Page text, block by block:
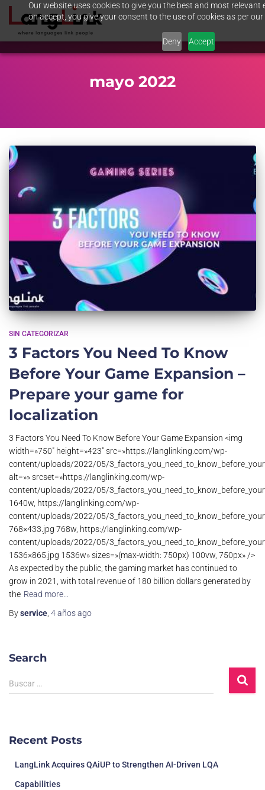
Our website uses cookies to give you the best and most relevant
on accept, you give your consent to the use of cookies as per
Deny Accept
mayo 2022
SIN CATEGORIZAR
3 Factors You Need To Know
Before Your Game Expansion –
Prepare your game for
localization
3 Factors You Need To Know Before Your Game Expansion <img
width=»750″ height=»423″ src=»https://langlinking.com/wp-
content/uploads/2022/05/
alt=»» srcset=»https://langlinking.com/wp-
content/uploads/2022/05/
1640w, https://langlinking.com/wp-
content/uploads/2022/05/
768×433.jpg 768w, https://langlinking.com/wp-
content/uploads/2022/05/
1536×865.jpg 1536w» sizes=»(max-width: 750px) 100vw, 750px» />
As expected by the public, the gaming market has continued to
grow in 2021, with total revenue of 180 billion dollars generated by
the Read more…
Byservice 4 añosago
Search
Buscar …
Recent Posts
LangLink Acquires QAiUP to Strengthen AI-Driven LQA
Capabilities